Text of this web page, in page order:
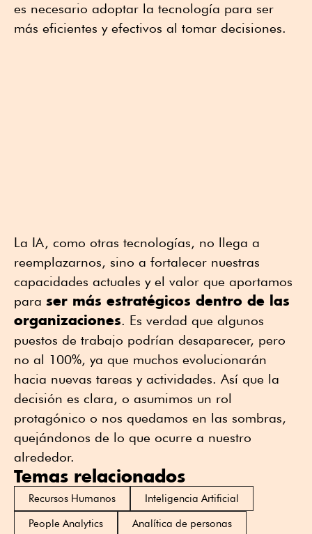
es necesario adoptar la tecnología para ser
más eficientes y efectivos al tomar decisiones.
La IA, como otras tecnologías, no llega a
reemplazarnos, sino a fortalecer nuestras
capacidades actuales y el valor que aportamos
para ser más estratégicos dentro de las
organizaciones. Es verdad que algunos
puestos de trabajo podrían desaparecer, pero
no al 100%, ya que muchos evolucionarán
hacia nuevas tareas y actividades. Así que la
decisión es clara, o asumimos un rol
protagónico o nos quedamos en las sombras,
quejándonos de lo que ocurre a nuestro
alrededor.
Temas relacionados
Recursos Humanos
Inteligencia Artificial
People Analytics
Analítica de personas